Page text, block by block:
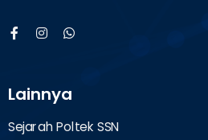
Lainnya
Sejarah Poltek SSN